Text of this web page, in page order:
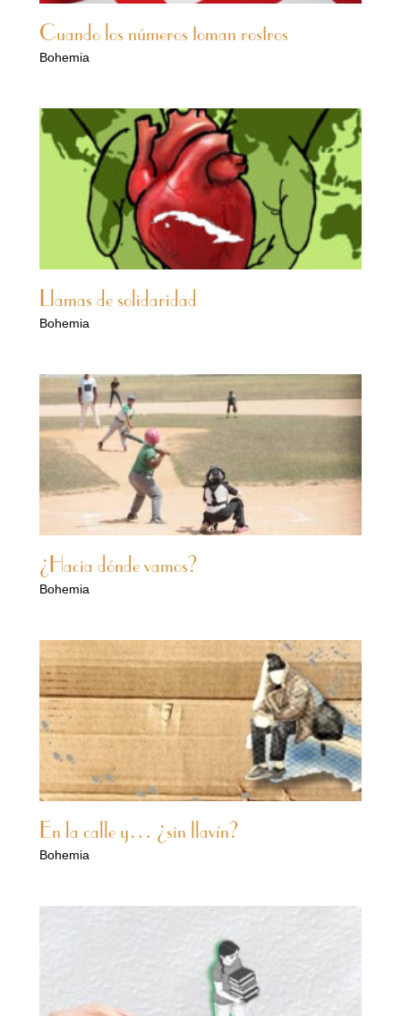
Cuando los números toman rostros
Bohemia
Llamas de solidaridad
Bohemia
¿Hacia dónde vamos?
Bohemia
En la calle y… ¿sin llavín?
Bohemia